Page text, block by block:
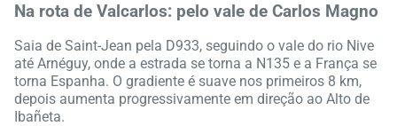
Na rota de Valcarlos: pelo vale de Carlos Magno
Saia de Saint-Jean pela D933, seguindo o vale do rio Nive
até Arnéguy, onde a estrada se torna a N135 e a França se
torna Espanha. O gradiente é suave nos primeiros 8 km,
depois aumenta progressivamente em direção ao Alto de
Ibañeta.